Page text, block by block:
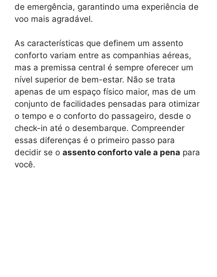
de emergência, garantindo uma experiência de
voo mais agradável.
As características que definem um assento
conforto variam entre as companhias aéreas,
mas a premissa central é sempre oferecer um
nível superior de bem-estar. Não se trata
apenas de um espaço físico maior, mas de um
conjunto de facilidades pensadas para otimizar
o tempo e o conforto do passageiro, desde o
check-in até o desembarque. Compreender
essas diferenças é o primeiro passo para
decidir se o assento conforto vale a pena para
você.